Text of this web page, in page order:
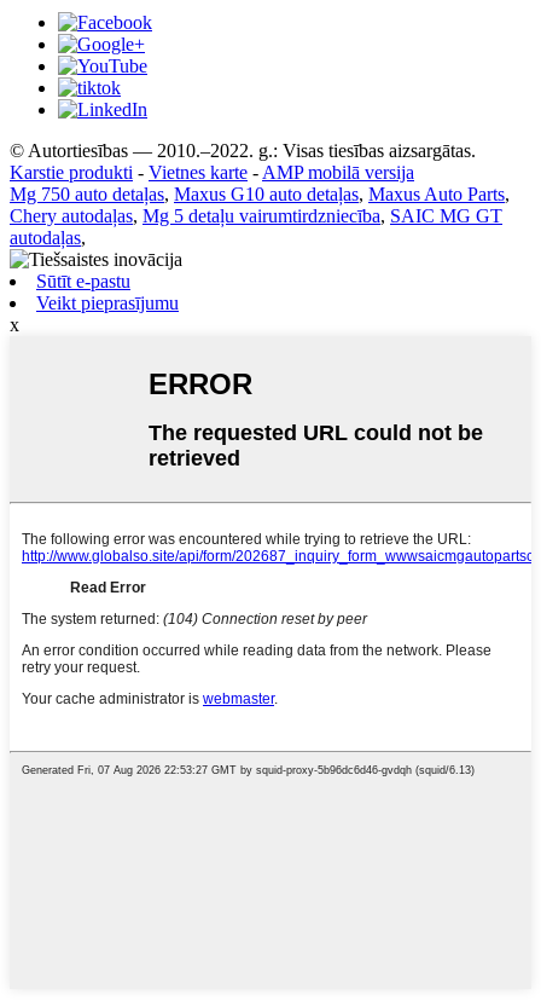
© Autortiesības — 2010.–2022. g.: Visas tiesības aizsargātas.
Karstie produkti - Vietnes karte - AMP mobilā versija
Mg 750 auto detaļas, Maxus G10 auto detaļas, Maxus Auto Parts,
Chery autodaļas, Mg 5 detaļu vairumtirdzniecība, SAIC MG GT
autodaļas,
Sūtīt e-pastu
Veikt pieprasījumu
x